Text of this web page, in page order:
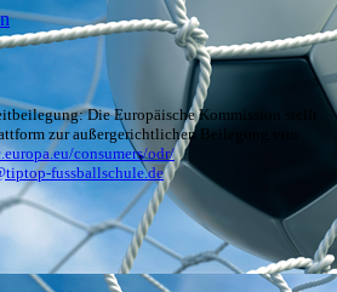
Die Europäische Kommission stellt
zur außergerichtlichen Beilegung von
consumers/odr/
fussballschule.de